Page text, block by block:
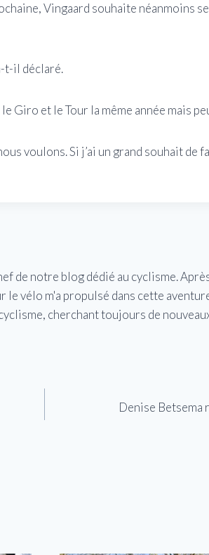
Vingaard souhaite néanmoins
t-il déclaré.
le Giro et le Tour la même année mais
voulons. Si j’ai un grand souhait de
de notre blog dédié au cyclisme.
vélo m'a propulsé dans cette
cherchant toujours de
Denise Betsema